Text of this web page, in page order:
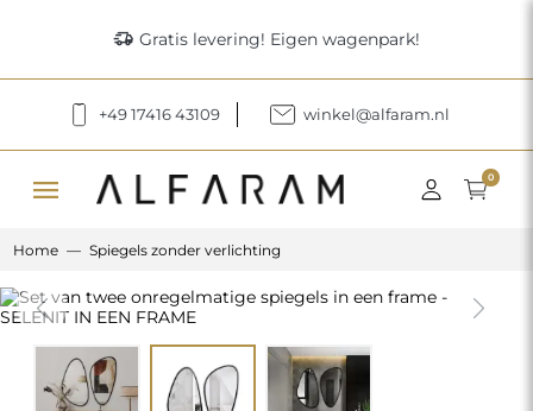
delivery_truck_speed Gratis levering! Eigen wagenpark!
+49 17416 43109 winkel@alfaram.nl
menu 0
Home Spiegels zonder verlichting
Previous Next